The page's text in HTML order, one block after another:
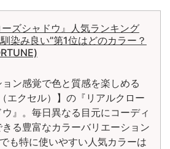
ズシャドウ』人気ランキング
染み良い”第1位はどのカラー？
ン感覚で色と質感を楽しめる
エクセル）】の『リアルクロー
ウ』。毎日異なる目元にコーディ
る豊富なカラーバリエーション
も特に使いやすい人気カラーは